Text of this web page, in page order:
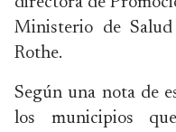
Ministerio de
Rothe.
Según una nota de
los municipios